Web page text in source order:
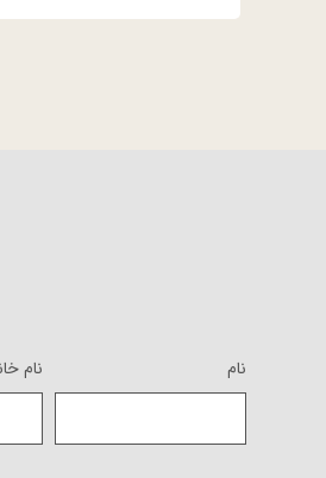
نام نام